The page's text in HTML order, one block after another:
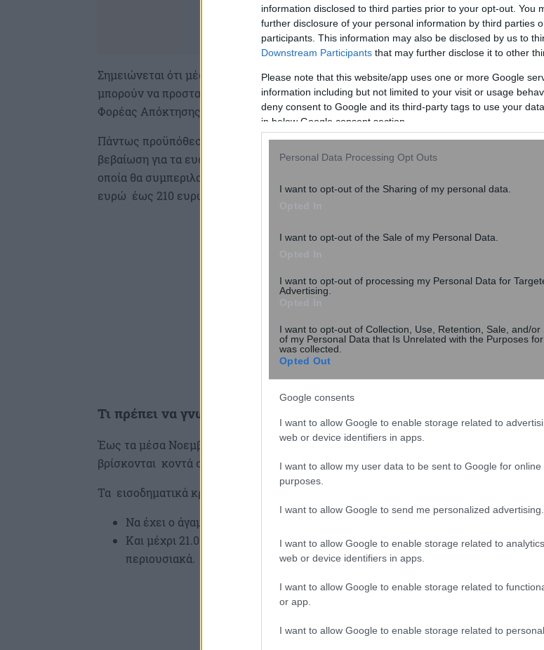
information disclosed to third parties prior to your opt-out. You
further disclosure of your personal information by third parties
participants. This information may also be disclosed by us to
Downstream Participants that may further disclose it to other
Please note that this website/app uses one or more Google
information including but not limited to your visit or usage
deny consent to Google and its third-party tags to use your
in below Google consent section.
Personal Data Processing Opt Outs
I want to opt-out of the Sharing of my personal data.
I want to opt-out of the Sale of my Personal Data.
I want to opt-out of processing my Personal Data for
Advertising.
I want to opt-out of Collection, Use, Retention, Sale, and/or
of my Personal Data that Is Unrelated with the Purposes
was collected.
Opted Out
Google consents
I want to allow Google to enable storage related to
web or device identifiers in apps.
I want to allow my user data to be sent to Google for online
purposes.
I want to allow Google to send me personalized advertising.
I want to allow Google to enable storage related to
web or device identifiers in apps.
I want to allow Google to enable storage related to
or app.
I want to allow Google to enable storage related to
Σημειώνεται ότι μέσω της πλατφόρμας θα πιστοποιούνται τα ευάλωτα νοικοκυριά
μπορούν να προστατεύσουν τα ακίνητά τους από τον πλειστηριασμό ώσπου να
Φορέας Απόκτησης και Επαναμίσθωσης Ακινήτων.
Πάντως προϋπόθεση για την υπαγωγή στο ενδιάμεσο πρόγραμμα προστασίας θα
βεβαίωση για τα ευάλωτα νοικοκυριά. Ωστόσο θα πρέπει να καταβάλουν τη δόση
οποία θα συμπεριλαμβάνεται η συνεισφορά του Δημοσίου η οποία θα διαμορφώνεται
ευρώ έως 210 ευρώ τον μήνα. Στην συνέχεια η επιδότηση αυτή θα καταλήγει στις
Τι πρέπει να γνωρίζουν οι ευάλωτοι
Έως τα μέσα Νοεμβρίου μπορούν να κάνουν τις απαραίτητες ενέργειες οι ευάλωτοι
βρίσκονται κοντά στη διαδικασία πλειστηριασμού.
Τα εισοδηματικά κριτήρια για να χαρακτηριστεί κανείς ευάλωτος είναι τα εξής:
Να έχει ο άγαμος ετήσιο εισόδημα έως 7.00 0 ευρώ
Και μέχρι 21.000 ευρώ ανεξαρτήτως της σύνθεσης του νοικοκυριού καθώς και
περιουσιακά.